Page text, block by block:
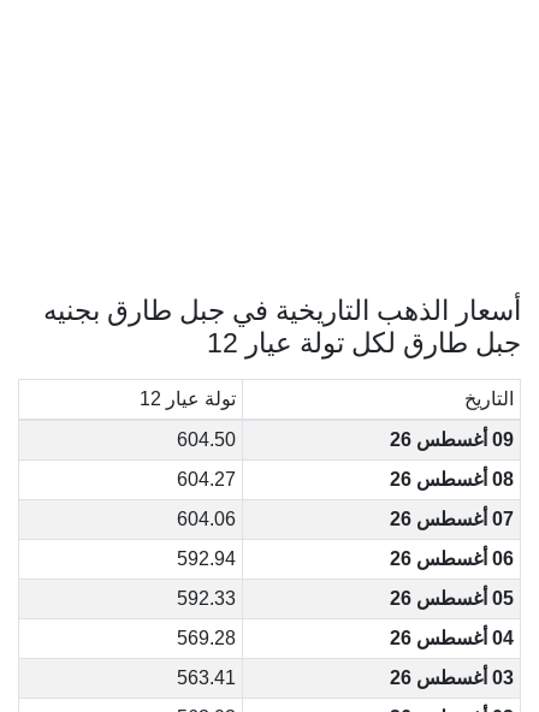
أسعار الذهب التاريخية في جبل طارق بجنيه
جبل طارق لكل تولة عيار 12
التاريخ
تولة عيار 12
09 أغسطس 26
604.50
08 أغسطس 26
604.27
07 أغسطس 26
604.06
06 أغسطس 26
592.94
05 أغسطس 26
592.33
04 أغسطس 26
569.28
03 أغسطس 26
563.41